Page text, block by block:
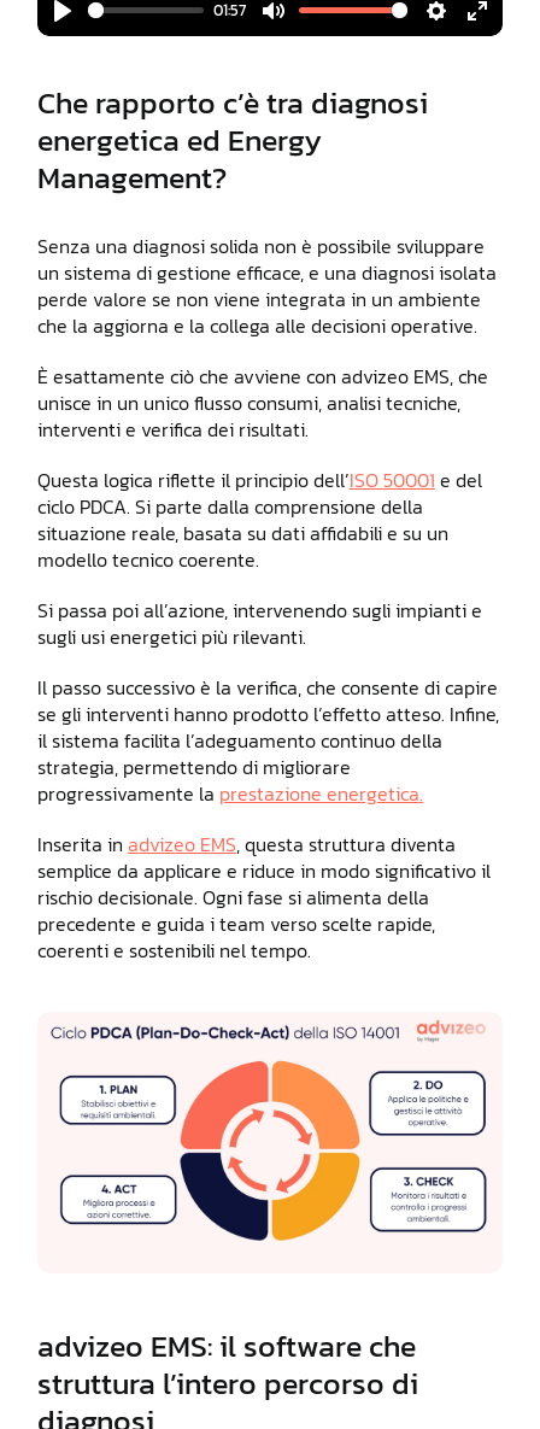
Play
01:57
Mute Settings
Enter
Che rapporto c’è tra diagnosi
energetica ed Energy
Management?
Senza una diagnosi solida non è possibile sviluppare
un sistema di gestione efficace, e una diagnosi isolata
perde valore se non viene integrata in un ambiente
che la aggiorna e la collega alle decisioni operative.
È esattamente ciò che avviene con advizeo EMS, che
unisce in un unico flusso consumi, analisi tecniche,
interventi e verifica dei risultati.
Questa logica riflette il principio dell’ISO 50001 e del
ciclo PDCA. Si parte dalla comprensione della
situazione reale, basata su dati affidabili e su un
modello tecnico coerente.
Si passa poi all’azione, intervenendo sugli impianti e
sugli usi energetici più rilevanti.
Il passo successivo è la verifica, che consente di capire
se gli interventi hanno prodotto l’effetto atteso. Infine,
il sistema facilita l’adeguamento continuo della
strategia, permettendo di migliorare
progressivamente la prestazione energetica.
Inserita in advizeo EMS, questa struttura diventa
semplice da applicare e riduce in modo significativo il
rischio decisionale. Ogni fase si alimenta della
precedente e guida i team verso scelte rapide,
coerenti e sostenibili nel tempo.
advizeo EMS: il software che
struttura l’intero percorso di